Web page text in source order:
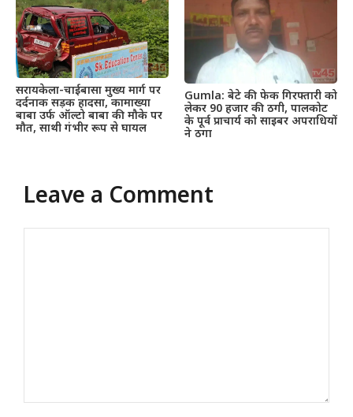
सरायकेला-चाईबासा मुख्य मार्ग पर
दर्दनाक सड़क हादसा, कामाख्या
बाबा उर्फ ऑल्टो बाबा की मौके पर
मौत, साथी गंभीर रूप से घायल
Gumla: बेटे की फेक गिरफ्तारी को
लेकर 90 हजार की ठगी, पालकोट
के पूर्व प्राचार्य को साइबर अपराधियों
ने ठगा
Leave a Comment